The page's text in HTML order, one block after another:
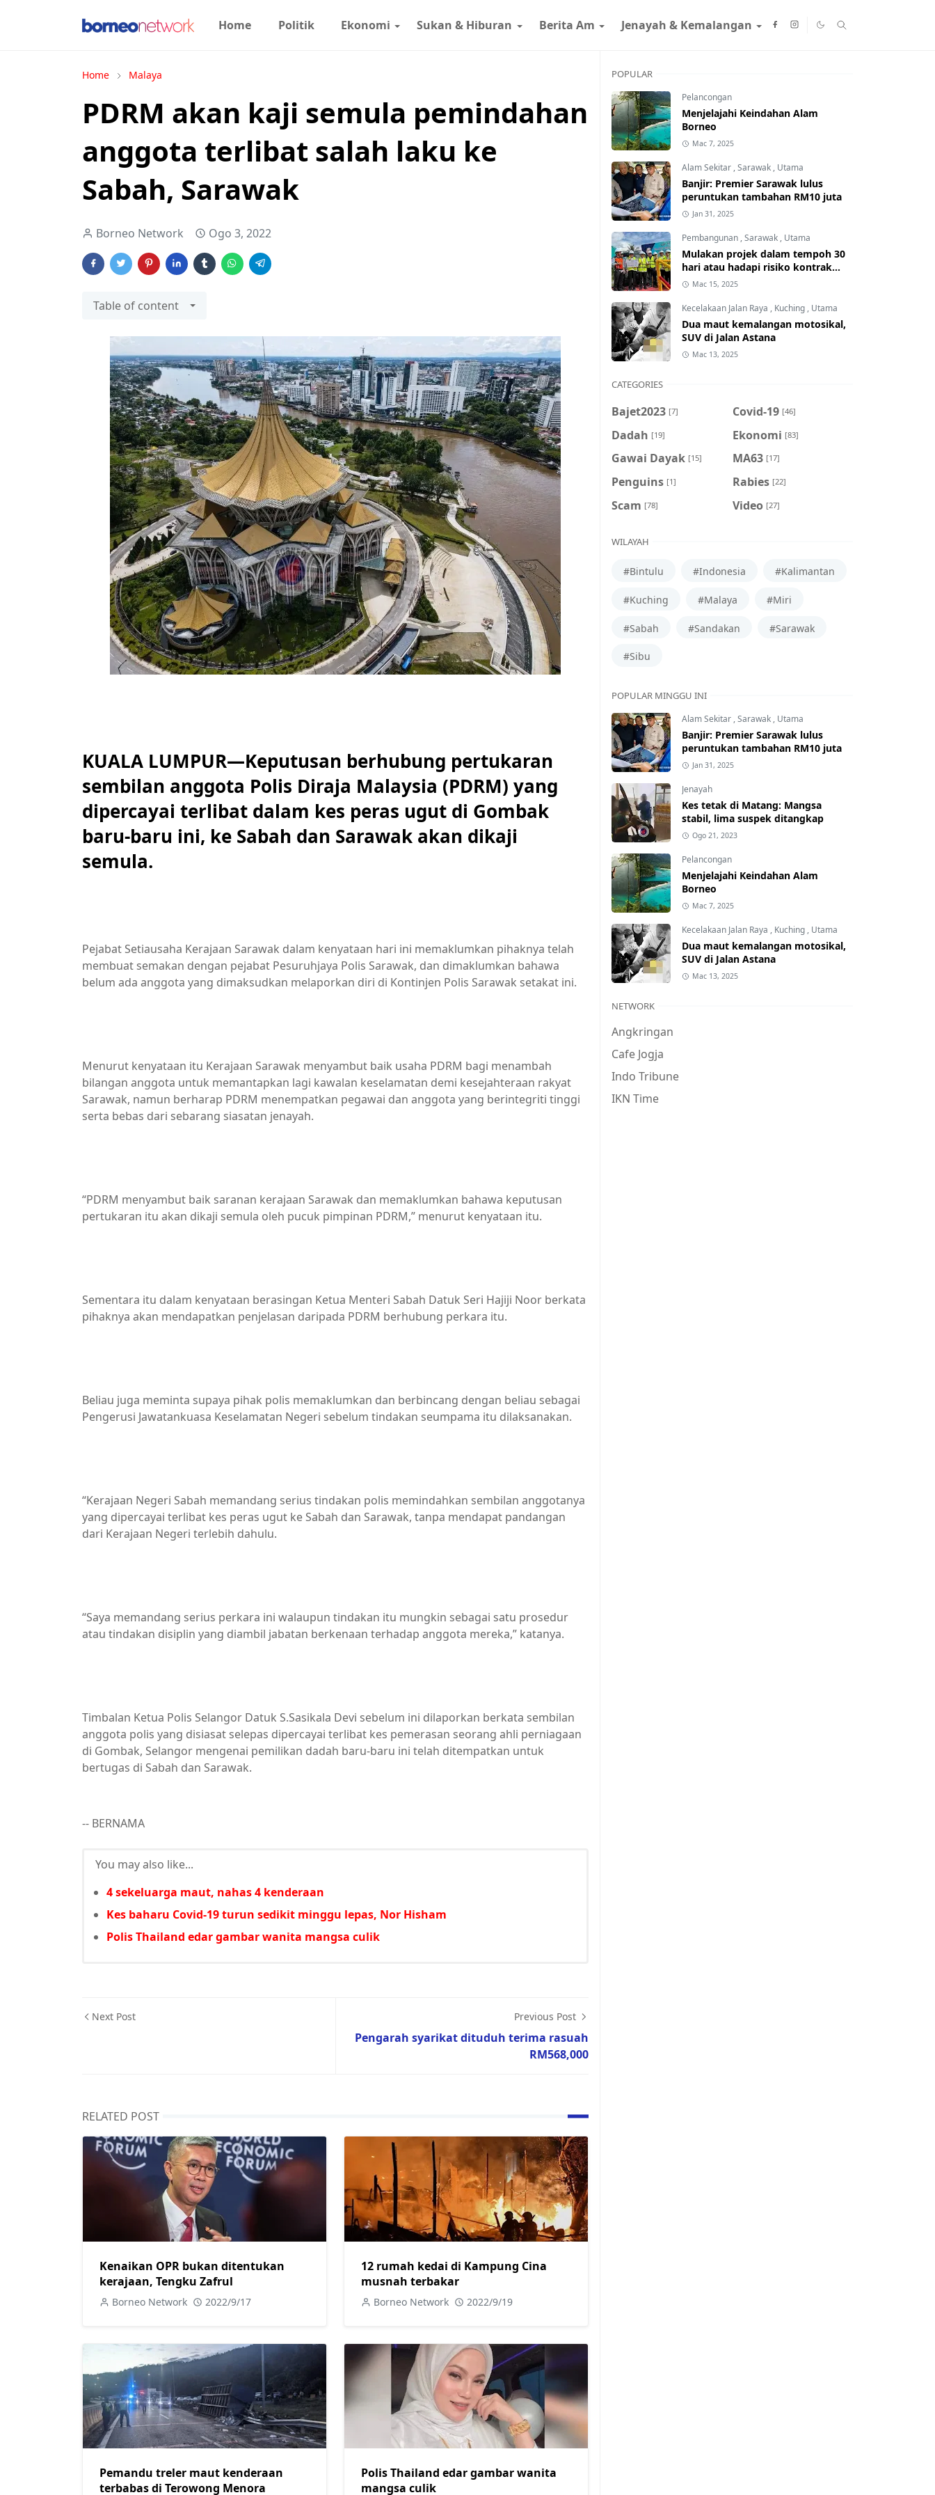
Home Politik Ekonomi Sukan & Hiburan Berita Am Jenayah & Kemalangan
Home Malaya
PDRM akan kaji semula pemindahan
anggota terlibat salah laku ke
Sabah, Sarawak
Borneo Network Ogo 3, 2022
Table of content
KUALA LUMPUR—Keputusan berhubung pertukaran
sembilan anggota Polis Diraja Malaysia (PDRM) yang
dipercayai terlibat dalam kes peras ugut di Gombak
baru-baru ini, ke Sabah dan Sarawak akan dikaji
semula.
Pejabat Setiausaha Kerajaan Sarawak dalam kenyataan hari ini memaklumkan pihaknya telah
membuat semakan dengan pejabat Pesuruhjaya Polis Sarawak, dan dimaklumkan bahawa
belum ada anggota yang dimaksudkan melaporkan diri di Kontinjen Polis Sarawak setakat ini.
Menurut kenyataan itu Kerajaan Sarawak menyambut baik usaha PDRM bagi menambah
bilangan anggota untuk memantapkan lagi kawalan keselamatan demi kesejahteraan rakyat
Sarawak, namun berharap PDRM menempatkan pegawai dan anggota yang berintegriti tinggi
serta bebas dari sebarang siasatan jenayah.
“PDRM menyambut baik saranan kerajaan Sarawak dan memaklumkan bahawa keputusan
pertukaran itu akan dikaji semula oleh pucuk pimpinan PDRM,” menurut kenyataan itu.
Sementara itu dalam kenyataan berasingan Ketua Menteri Sabah Datuk Seri Hajiji Noor berkata
pihaknya akan mendapatkan penjelasan daripada PDRM berhubung perkara itu.
Beliau juga meminta supaya pihak polis memaklumkan dan berbincang dengan beliau sebagai
Pengerusi Jawatankuasa Keselamatan Negeri sebelum tindakan seumpama itu dilaksanakan.
“Kerajaan Negeri Sabah memandang serius tindakan polis memindahkan sembilan anggotanya
yang dipercayai terlibat kes peras ugut ke Sabah dan Sarawak, tanpa mendapat pandangan
dari Kerajaan Negeri terlebih dahulu.
“Saya memandang serius perkara ini walaupun tindakan itu mungkin sebagai satu prosedur
atau tindakan disiplin yang diambil jabatan berkenaan terhadap anggota mereka,” katanya.
Timbalan Ketua Polis Selangor Datuk S.Sasikala Devi sebelum ini dilaporkan berkata sembilan
anggota polis yang disiasat selepas dipercayai terlibat kes pemerasan seorang ahli perniagaan
di Gombak, Selangor mengenai pemilikan dadah baru-baru ini telah ditempatkan untuk
bertugas di Sabah dan Sarawak.
-- BERNAMA
You may also like...
4 sekeluarga maut, nahas 4 kenderaan
Kes baharu Covid-19 turun sedikit minggu lepas, Nor Hisham
Polis Thailand edar gambar wanita mangsa culik
Next Post Previous Post
Pengarah syarikat dituduh terima rasuah
RM568,000
RELATED POST
Kenaikan OPR bukan ditentukan
kerajaan, Tengku Zafrul
Borneo Network 2022/9/17
12 rumah kedai di Kampung Cina
musnah terbakar
Borneo Network 2022/9/19
Pemandu treler maut kenderaan
terbabas di Terowong Menora
Polis Thailand edar gambar wanita
mangsa culik
POPULAR
Pelancongan
Menjelajahi Keindahan Alam
Borneo
Mac 7, 2025
Alam Sekitar ,Sarawak , Utama
Banjir: Premier Sarawak lulus
peruntukan tambahan RM10 juta
Jan 31, 2025
Pembangunan ,Sarawak , Utama
Mulakan projek dalam tempoh 30
hari atau hadapi risiko kontrak
ditamatkan
Mac 15, 2025
Kecelakaan Jalan Raya , Kuching , Utama
Dua maut kemalangan motosikal,
SUV di Jalan Astana
Mac 13, 2025
CATEGORIES
Bajet2023 [7] Covid-19 [46]
Dadah [19] Ekonomi [83]
Gawai Dayak [15] MA63 [17]
Penguins [1] Rabies [22]
Scam [78] Video [27]
WILAYAH
#Bintulu #Indonesia #Kalimantan
#Kuching #Malaya #Miri
#Sabah #Sandakan #Sarawak
#Sibu
POPULAR MINGGU INI
Alam Sekitar ,Sarawak , Utama
Banjir: Premier Sarawak lulus
peruntukan tambahan RM10 juta
Jan 31, 2025
Jenayah
Kes tetak di Matang: Mangsa
stabil, lima suspek ditangkap
Ogo 21, 2023
Pelancongan
Menjelajahi Keindahan Alam
Borneo
Mac 7, 2025
Kecelakaan Jalan Raya , Kuching , Utama
Dua maut kemalangan motosikal,
SUV di Jalan Astana
Mac 13, 2025
NETWORK
Angkringan
Cafe Jogja
Indo Tribune
IKN Time